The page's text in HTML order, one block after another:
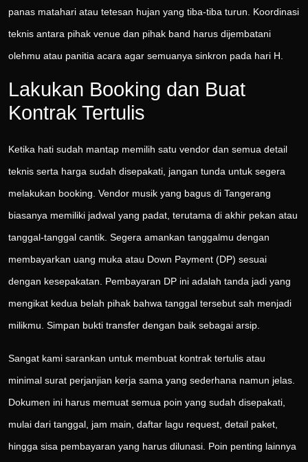
panas matahari atau tetesan hujan yang tiba-tiba turun. Koordinasi
teknis antara pihak venue dan pihak band harus dijembatani
olehmu atau panitia acara agar semuanya sinkron pada hari H.
Lakukan Booking dan Buat
Kontrak Tertulis
Ketika hati sudah mantap memilih satu vendor dan semua detail
teknis serta harga sudah disepakati, jangan tunda untuk segera
melakukan booking. Vendor musik yang bagus di Tangerang
biasanya memiliki jadwal yang padat, terutama di akhir pekan atau
tanggal-tanggal cantik. Segera amankan tanggalmu dengan
membayarkan uang muka atau Down Payment (DP) sesuai
dengan kesepakatan. Pembayaran DP ini adalah tanda jadi yang
mengikat kedua belah pihak bahwa tanggal tersebut sah menjadi
milikmu. Simpan bukti transfer dengan baik sebagai arsip.
Sangat kami sarankan untuk membuat kontrak tertulis atau
minimal surat perjanjian kerja sama yang sederhana namun jelas.
Dokumen ini harus memuat semua poin yang sudah disepakati,
mulai dari tanggal, jam main, daftar lagu request, detail paket,
hingga sisa pembayaran yang harus dilunasi. Poin penting lainnya